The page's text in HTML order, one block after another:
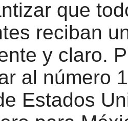
que
reciban
y claro.
al número
Estados